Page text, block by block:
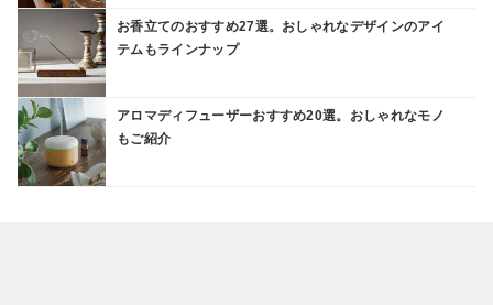
お香立てのおすすめ27選。おしゃれなデザインのアイ
テムもラインナップ
アロマディフューザーおすすめ20選。おしゃれなモノ
もご紹介